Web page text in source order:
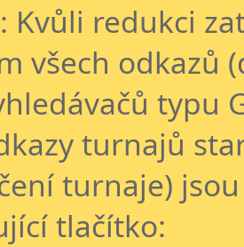
Kvůli redukci
všech odkazů
typu
turnajů
turnaje)
tlačítko: